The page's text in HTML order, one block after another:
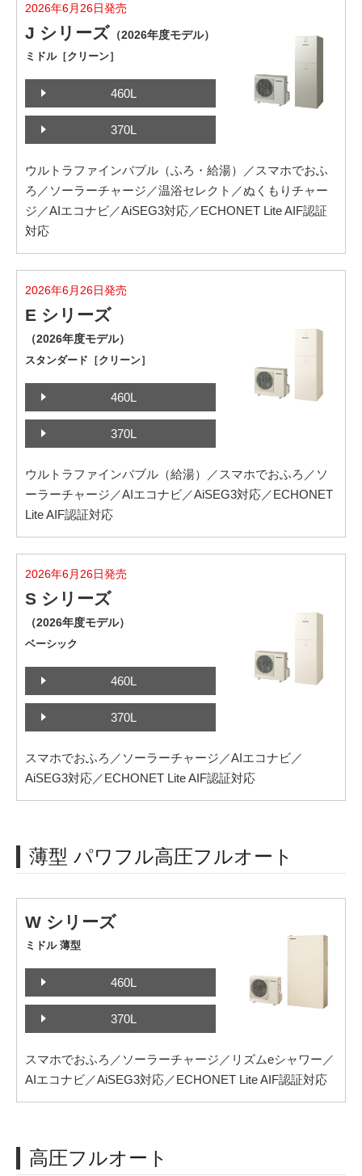
2026年6月26日発売
J シリーズ （2026年度モデル）
ミドル［クリーン］
460L
370L
ウルトラファインバブル（ふろ・給湯）／スマホでおふ
ろ／ソーラーチャージ／温浴セレクト／ぬくもりチャー
ジ／AIエコナビ／AiSEG3対応／ECHONET Lite AIF認証
対応
2026年6月26日発売
E シリーズ
（2026年度モデル）
スタンダード［クリーン］
460L
370L
ウルトラファインバブル（給湯）／スマホでおふろ／ソ
ーラーチャージ／AIエコナビ／AiSEG3対応／ECHONET
Lite AIF認証対応
2026年6月26日発売
S シリーズ
（2026年度モデル）
ベーシック
460L
370L
スマホでおふろ／ソーラーチャージ／AIエコナビ／
AiSEG3対応／ECHONET Lite AIF認証対応
薄型 パワフル高圧フルオート
W シリーズ
ミドル 薄型
460L
370L
スマホでおふろ／ソーラーチャージ／リズムeシャワー／
AIエコナビ／AiSEG3対応／ECHONET Lite AIF認証対応
高圧フルオート